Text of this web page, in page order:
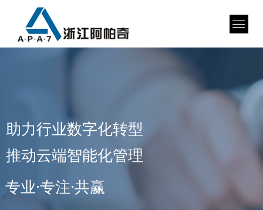
助力行业数字化转型
推动云端智能化管理
专业·专注·共赢